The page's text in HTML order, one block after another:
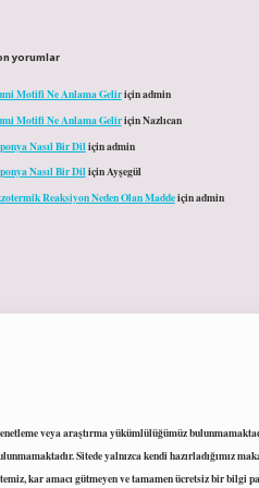
yorumlar
Motifi Ne Anlama Geliriçinadmin
Motifi Ne Anlama GeliriçinNazlıcan
Nasıl Bir Dil içinadmin
Nasıl Bir DiliçinAyşegül
Reaksiyon Neden Olan Maddeiçinadmin
veya araştırma yükümlülüğümüz
Sitede yalnızca kendi hazırladığımız
kar amacı gütmeyen ve tamamen ücretsiz bir bilgi